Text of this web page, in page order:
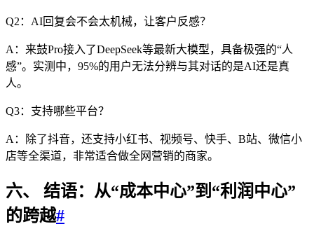
Q2：AI回复会不会太机械，让客户反感？
A：来鼓Pro接入了DeepSeek等最新大模型，具备极强的“人
感”。实测中，95%的用户无法分辨与其对话的是AI还是真
人。
Q3：支持哪些平台？
A：除了抖音，还支持小红书、视频号、快手、B站、微信小
店等全渠道，非常适合做全网营销的商家。
六、 结语：从“成本中心”到“利润中心”
的跨越#